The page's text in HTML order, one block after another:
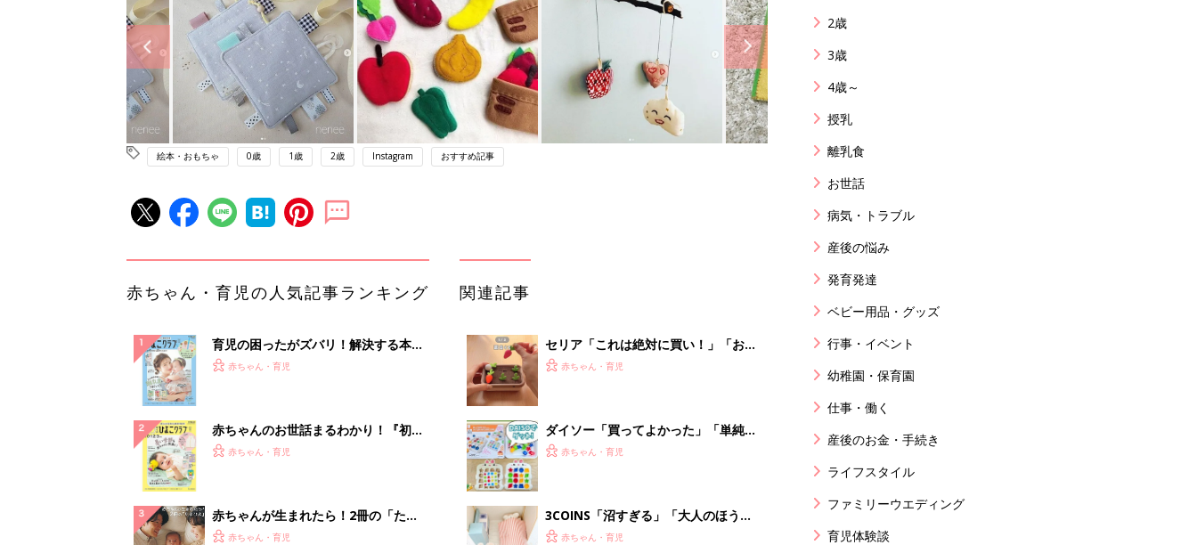
絵本・おもちゃ 0歳 1歳 2歳 Instagram おすすめ記事
赤ちゃん・育児の人気記事ランキング
育児の困ったがズバリ！解決する本
『ひよこクラブ 夏号』 4カ月～2才
赤ちゃん・育児
赤ちゃんのお世話まるわかり！『初め
てのひよこクラブ 夏号』〈巻頭大特
赤ちゃん・育児
赤ちゃんが生まれたら！2冊の「たま
ひよ」
赤ちゃん・育児
関連記事
セリア「これは絶対に買い！」「お出
かけ中の時間稼ぎにも◎」大人気のお
赤ちゃん・育児
ダイソー「買ってよかった」「単純ル
ールでおもしろい」寒い日に家族で楽
赤ちゃん・育児
3COINS「沼すぎる」「大人のほうが
夢中になっちゃう」超話題のぬいぐる
赤ちゃん・育児
2歳
3歳
4歳～
授乳
離乳食
お世話
病気・トラブル
産後の悩み
発育発達
ベビー用品・グッズ
行事・イベント
幼稚園・保育園
仕事・働く
産後のお金・手続き
ライフスタイル
ファミリーウエディング
育児体験談